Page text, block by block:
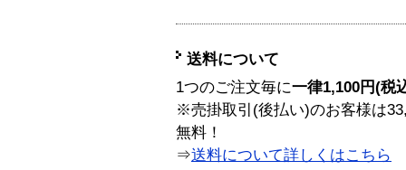
送料について
1つのご注文毎に一律1,100円(税
※売掛取引(後払い)のお客様は
無料！
⇒送料について詳しくはこちら